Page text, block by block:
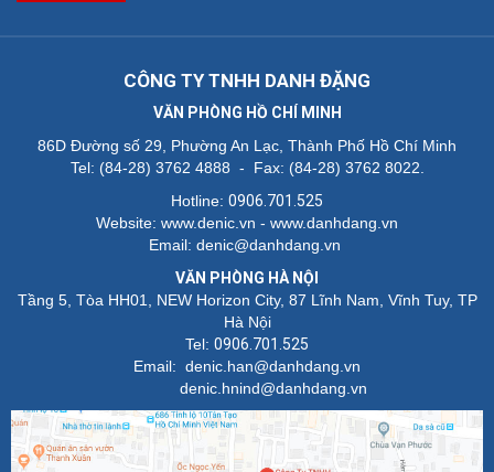
CÔNG TY TNHH DANH ĐẶNG
VĂN PHÒNG HỒ CHÍ MINH
86D Đường số 29, Phường An Lạc, Thành Phố Hồ Chí Minh
Tel: (84-28) 3762 4888 - Fax: (84-28) 3762 8022.
Hotline: 0906.701.525
Website: www.denic.vn - www.danhdang.vn
Email: denic@danhdang.vn
VĂN PHÒNG HÀ NỘI
Tầng 5, Tòa HH01, NEW Horizon City, 87 Lĩnh Nam, Vĩnh Tuy, TP
Hà Nội
Tel: 0906.701.525
Email: denic.han@danhdang.vn
denic.hnind@danhdang.vn